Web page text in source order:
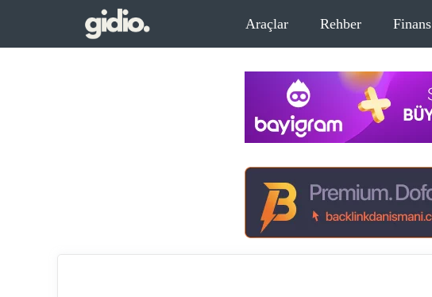
Araçlar Rehber Finans